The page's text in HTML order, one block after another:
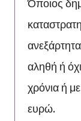
αληθή ή
χρόνια ή
ευρώ.